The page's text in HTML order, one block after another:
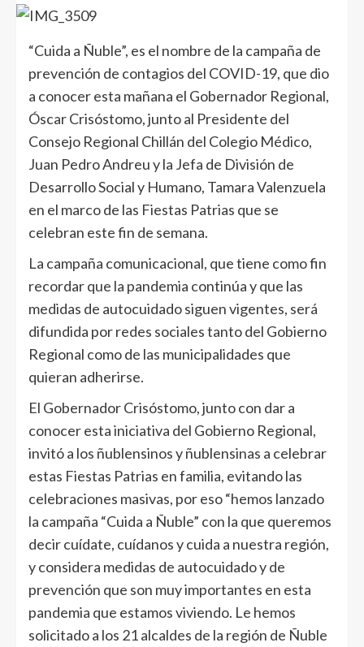
“Cuida a Ñuble”, es el nombre de la campaña de
prevención de contagios del COVID-19, que dio
a conocer esta mañana el Gobernador Regional,
Óscar Crisóstomo, junto al Presidente del
Consejo Regional Chillán del Colegio Médico,
Juan Pedro Andreu y la Jefa de División de
Desarrollo Social y Humano, Tamara Valenzuela
en el marco de las Fiestas Patrias que se
celebran este fin de semana.
La campaña comunicacional, que tiene como fin
recordar que la pandemia continúa y que las
medidas de autocuidado siguen vigentes, será
difundida por redes sociales tanto del Gobierno
Regional como de las municipalidades que
quieran adherirse.
El Gobernador Crisóstomo, junto con dar a
conocer esta iniciativa del Gobierno Regional,
invitó a los ñublensinos y ñublensinas a celebrar
estas Fiestas Patrias en familia, evitando las
celebraciones masivas, por eso “hemos lanzado
la campaña “Cuida a Ñuble” con la que queremos
decir cuídate, cuídanos y cuida a nuestra región,
y considera medidas de autocuidado y de
prevención que son muy importantes en esta
pandemia que estamos viviendo. Le hemos
solicitado a los 21 alcaldes de la región de Ñuble